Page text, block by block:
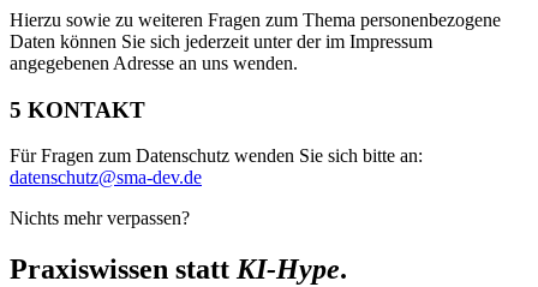
Hierzu sowie zu weiteren Fragen zum Thema personenbezogene
Daten können Sie sich jederzeit unter der im Impressum
angegebenen Adresse an uns wenden.
5 KONTAKT
Für Fragen zum Datenschutz wenden Sie sich bitte an:
datenschutz@sma-dev.de
Nichts mehr verpassen?
Praxiswissen statt KI-Hype.